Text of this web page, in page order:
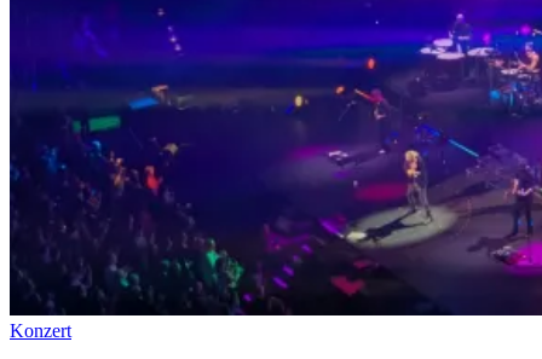
Konzert